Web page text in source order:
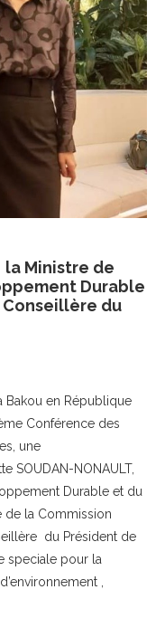
Ministre de
Durable
Conseillère du
Bakou en République
Conférence des
une
SOUDAN-NONAULT,
Durable et du
de la Commission
du Président de
speciale pour la
,